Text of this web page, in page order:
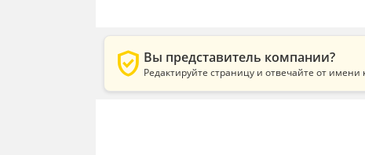
verified_user Вы представитель компании?
Редактируйте страницу и отвечайте от